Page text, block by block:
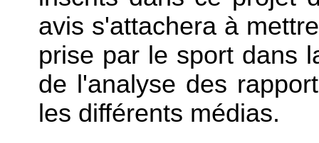
avis s'attachera à
prise par le sport dans
de l'analyse des
les différents médias.